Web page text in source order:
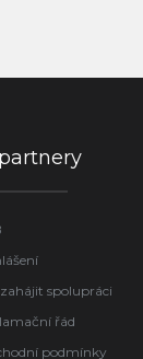
spolupráci
řád
podmínky